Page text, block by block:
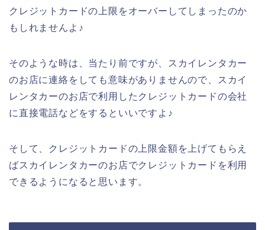
クレジットカードの上限をオーバーしてしまったのか
もしれませんよ♪
そのような時は、当たり前ですが、スカイレンタカー
のお店に連絡をしても意味がありませんので、スカイ
レンタカーのお店で利用したクレジットカードの会社
に直接電話などをするといいですよ♪
そして、クレジットカードの上限金額を上げてもらえ
ばスカイレンタカーのお店でクレジットカードを利用
できるようになると思います。